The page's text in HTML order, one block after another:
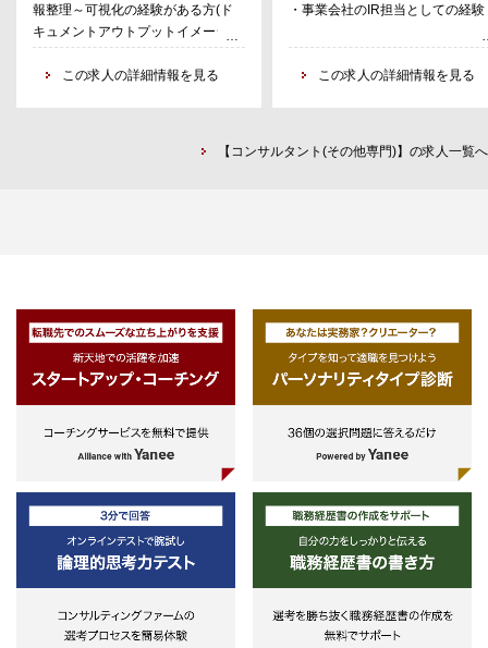
善だけでは効果が得られづらく設計
をしっかりする必要があります。弊
解している強みを活かしながら、最
・業務構築
-運用設計に基づく、誰が行って
も高品質、スピーディーに対応でき
るよう、業務手順、フロー図、業務
マニュアルといったアウトプットを
作成し業務の標準化を行います。
・業務改善
-順番や担当者を変更することで
より効率化できないか、簡素化でき
ないか、ENCRSのフレームワーク
また、VBA・RPA等のデジタルツー
ルや生成AIを活用し、業務のデジタ
報整理～可視化の経験がある方(ド
キュメントアウトプットイメージ：
業務フロー図/手順書 等)
-規模を問わず、ステークホルダ
この求人の詳細情報を見る
投資銀行業務、経営支配権にかか
内容となる。
・事業会社のIR担当としての経験
この求人の詳細情報を見る
【コンサルタント(その他専門)】の求人一覧へ